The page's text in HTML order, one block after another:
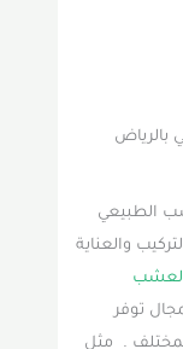
الطبيعي
والعناية
توفر
. مثل